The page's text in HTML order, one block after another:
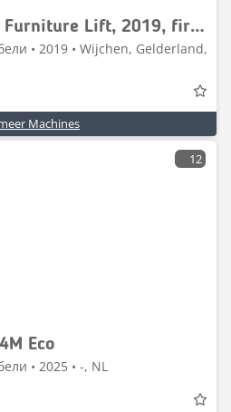
Böcker Junior HD21 Furniture Lift, 2019, first owner
• 2019 • Wijchen, Gelderland,
Machines
12
Eco
• 2025 • -, NL